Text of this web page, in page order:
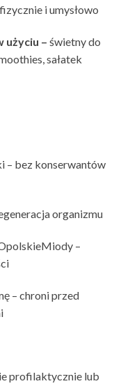
i umysłowo
użyciu – świetny do
sałatek
– bez konserwantów
organizmu
–
– chroni przed
profilaktycznie lub